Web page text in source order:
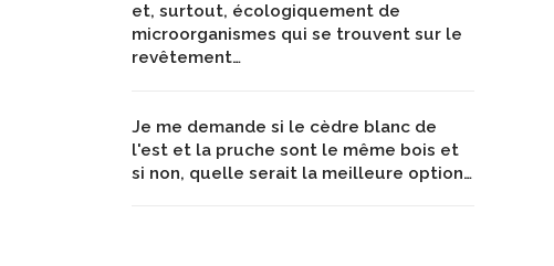
et, surtout, écologiquement de
microorganismes qui se trouvent sur le
revêtement…
Je me demande si le cèdre blanc de
l'est et la pruche sont le même bois et
si non, quelle serait la meilleure option…